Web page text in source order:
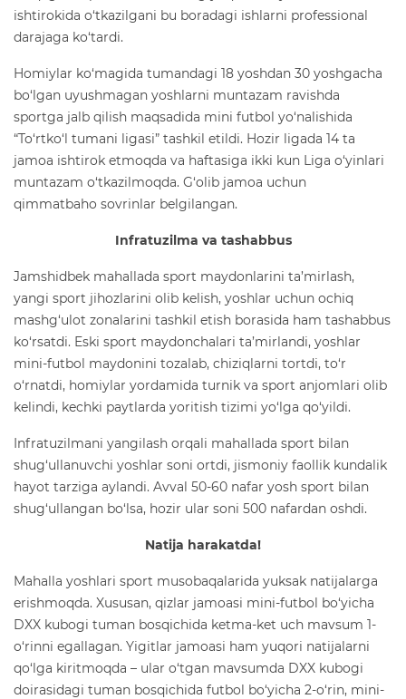
ishtirokida o‘tkazilgani bu boradagi ishlarni professional
darajaga ko‘tardi.
Homiylar ko‘magida tumandagi 18 yoshdan 30 yoshgacha
bo‘lgan uyushmagan yoshlarni muntazam ravishda
sportga jalb qilish maqsadida mini futbol yo‘nalishida
“To‘rtko‘l tumani ligasi” tashkil etildi. Hozir ligada 14 ta
jamoa ishtirok etmoqda va haftasiga ikki kun Liga o‘yinlari
muntazam o‘tkazilmoqda. G‘olib jamoa uchun
qimmatbaho sovrinlar belgilangan.
Infratuzilma va tashabbus
Jamshidbek mahallada sport maydonlarini ta’mirlash,
yangi sport jihozlarini olib kelish, yoshlar uchun ochiq
mashg‘ulot zonalarini tashkil etish borasida ham tashabbus
ko‘rsatdi. Eski sport maydonchalari ta’mirlandi, yoshlar
mini-futbol maydonini tozalab, chiziqlarni tortdi, to‘r
o‘rnatdi, homiylar yordamida turnik va sport anjomlari olib
kelindi, kechki paytlarda yoritish tizimi yo‘lga qo‘yildi.
Infratuzilmani yangilash orqali mahallada sport bilan
shug‘ullanuvchi yoshlar soni ortdi, jismoniy faollik kundalik
hayot tarziga aylandi. Avval 50-60 nafar yosh sport bilan
shug‘ullangan bo‘lsa, hozir ular soni 500 nafardan oshdi.
Natija harakatda!
Mahalla yoshlari sport musobaqalarida yuksak natijalarga
erishmoqda. Xususan, qizlar jamoasi mini-futbol bo‘yicha
DXX kubogi tuman bosqichida ketma-ket uch mavsum 1-
o‘rinni egallagan. Yigitlar jamoasi ham yuqori natijalarni
qo‘lga kiritmoqda – ular o‘tgan mavsumda DXX kubogi
doirasidagi tuman bosqichida futbol bo‘yicha 2-o‘rin, mini-